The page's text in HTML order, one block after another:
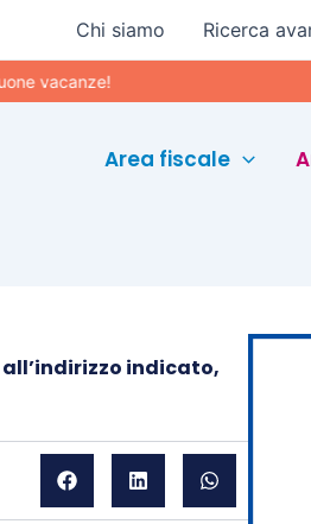
Chi siamo Ricerca
Area fiscale
indicato,